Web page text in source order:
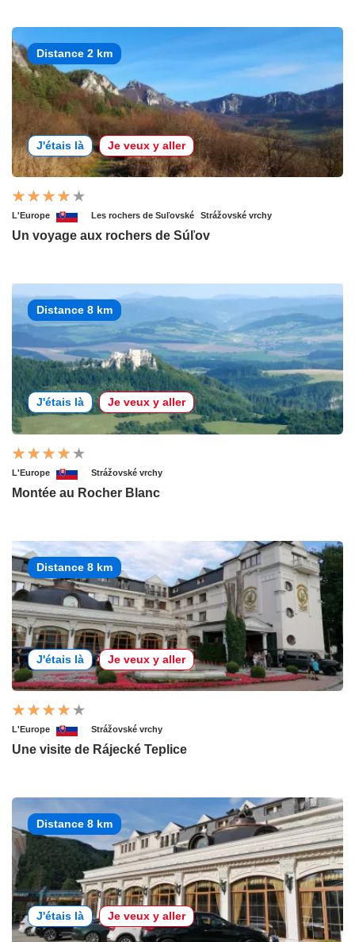
Distance 2 km
J'étais là Je veux y aller
L'Europe Les rochers de Suľovské Strážovské vrchy
Un voyage aux rochers de Súľov
Distance 8 km
J'étais là Je veux y aller
L'Europe Strážovské vrchy
Montée au Rocher Blanc
Distance 8 km
J'étais là Je veux y aller
L'Europe Strážovské vrchy
Une visite de Rájecké Teplice
Distance 8 km
J'étais là Je veux y aller